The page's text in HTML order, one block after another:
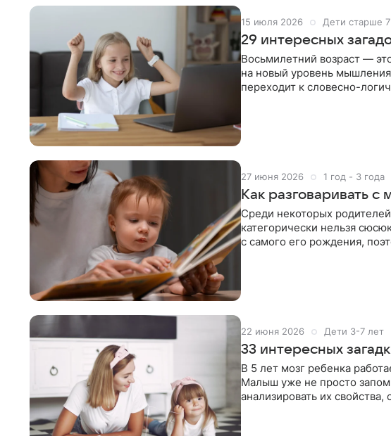
15 июля 2026 Дети старше
29 интересных
Восьмилетний возраст —
на новый уровень
переходит к словесно-
27 июня 2026 1 год - 3 года
Как разговаривать с
Среди некоторых
категорически нельзя
с самого его рождения,
22 июня 2026 Дети 3-7 лет
33 интересных
В 5 лет мозг ребенка
Малыш уже не просто
анализировать их свойства,